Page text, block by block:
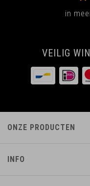
in
VEILIG
ONZE PRODUCTEN
INFO